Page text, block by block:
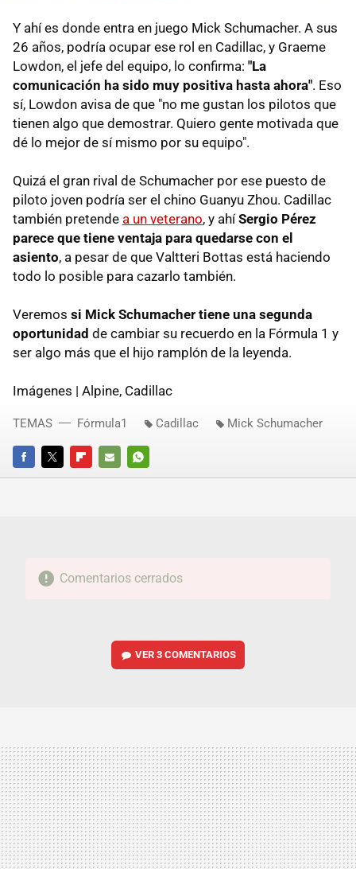
Y ahí es donde entra en juego Mick Schumacher. A sus
26 años, podría ocupar ese rol en Cadillac, y Graeme
Lowdon, el jefe del equipo, lo confirma: "La
comunicación ha sido muy positiva hasta ahora". Eso
sí, Lowdon avisa de que "no me gustan los pilotos que
tienen algo que demostrar. Quiero gente motivada que
dé lo mejor de sí mismo por su equipo".
Quizá el gran rival de Schumacher por ese puesto de
piloto joven podría ser el chino Guanyu Zhou. Cadillac
también pretende a un veterano, y ahíSergio Pérez
parece que tiene ventaja para quedarse con el
asiento, a pesar de que Valtteri Bottas está haciendo
todo lo posible para cazarlo también.
Veremos si Mick Schumacher tiene una segunda
oportunidad de cambiar su recuerdo en la Fórmula 1 y
ser algo más que el hijo ramplón de la leyenda.
Imágenes | Alpine, Cadillac
FACEBOOKTWITTERFLIPBOARD
E-
WHATSAPP
TEMAS Fórmula1 Cadillac Mick Schumacher
Comentarios cerrados
VER3 COMENTARIOS